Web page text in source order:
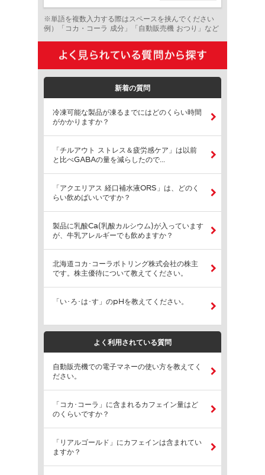
※単語を複数入力する際はスペースを挟んでください
例）「コカ・コーラ 成分」「自動販売機 おつり」など
新着の質問
冷凍可能な製品が凍るまでにはどのくらい時間
がかかりますか？
「チルアウト ストレス＆疲労感ケア」は以前
と比べGABAの量を減らしたので...
「アクエリアス 経口補水液ORS」は、どのく
らい飲めばいいですか？
製品に乳酸Ca(乳酸カルシウム)が入っています
が、牛乳アレルギーでも飲めますか？
北海道コカ･コーラボトリング株式会社の株主
です。株主優待について教えてください。
「い･ろ･は･す」のpHを教えてください。
よく利用されている質問
自動販売機での電子マネーの使い方を教えてく
ださい。
「コカ･コーラ」に含まれるカフェイン量はど
のくらいですか？
「リアルゴールド」にカフェインは含まれてい
ますか？